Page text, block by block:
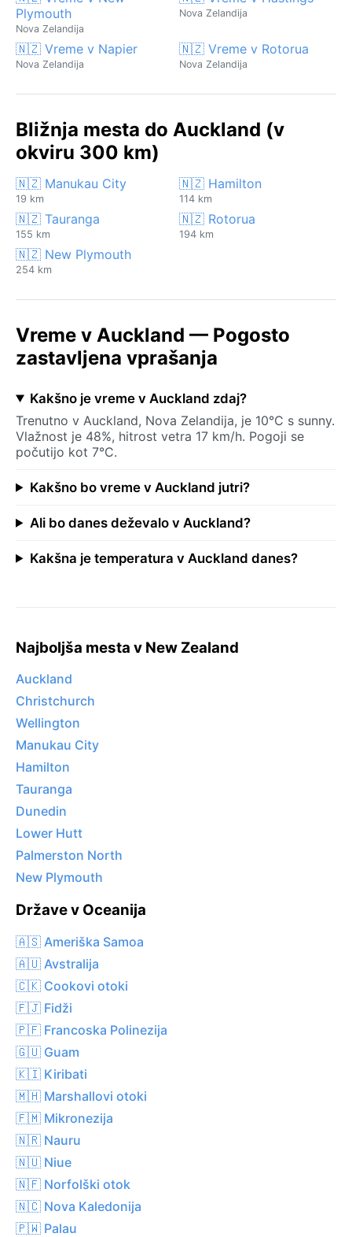
Plymouth
Nova Zelandija
Nova Zelandija
🇳🇿 Vreme v Napier
Nova Zelandija
🇳🇿 Vreme v Rotorua
Nova Zelandija
Bližnja mesta do Auckland (v
okviru 300 km)
🇳🇿 Manukau City
19 km
🇳🇿 Hamilton
114 km
🇳🇿 Tauranga
155 km
🇳🇿 Rotorua
194 km
🇳🇿 New Plymouth
254 km
Vreme v Auckland — Pogosto
zastavljena vprašanja
Kakšno je vreme v Auckland zdaj?
Trenutno v Auckland, Nova Zelandija, je 10°C s sunny.
Vlažnost je 48%, hitrost vetra 17 km/h. Pogoji se
počutijo kot 7°C.
Kakšno bo vreme v Auckland jutri?
Ali bo danes deževalo v Auckland?
Kakšna je temperatura v Auckland danes?
Najboljša mesta v New Zealand
Auckland
Christchurch
Wellington
Manukau City
Hamilton
Tauranga
Dunedin
Lower Hutt
Palmerston North
New Plymouth
Države v Oceanija
🇦🇸 Ameriška Samoa
🇦🇺 Avstralija
🇨🇰 Cookovi otoki
🇫🇯 Fidži
🇵🇫 Francoska Polinezija
🇬🇺 Guam
🇰🇮 Kiribati
🇲🇭 Marshallovi otoki
🇫🇲 Mikronezija
🇳🇷 Nauru
🇳🇺 Niue
🇳🇫 Norfolški otok
🇳🇨 Nova Kaledonija
🇵🇼 Palau